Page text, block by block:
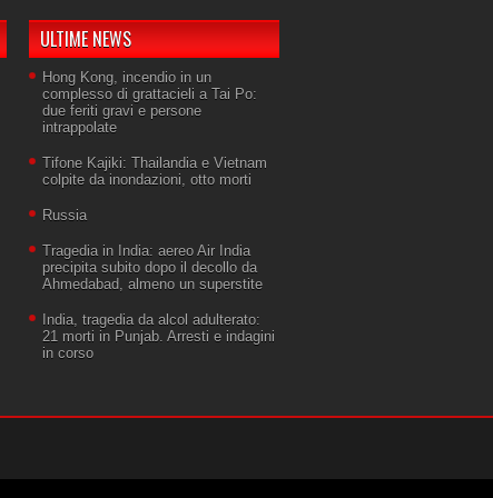
ULTIME NEWS
Hong Kong, incendio in un
complesso di grattacieli a Tai Po:
due feriti gravi e persone
intrappolate
Tifone Kajiki: Thailandia e Vietnam
colpite da inondazioni, otto morti
Russia
Tragedia in India: aereo Air India
precipita subito dopo il decollo da
Ahmedabad, almeno un superstite
India, tragedia da alcol adulterato:
21 morti in Punjab. Arresti e indagini
in corso